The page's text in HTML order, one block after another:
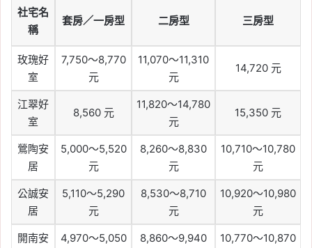
社宅名
稱
套房／一房型 二房型 三房型
玫瑰好
室
7,750～8,770
元
11,070～11,310
元
14,720 元
江翠好
室
8,560 元
11,820～14,780
元
15,350 元
鶯陶安
居
5,000～5,520
元
8,260～8,830
元
10,710～10,780
元
公誠安
居
5,110～5,290
元
8,530～8,710
元
10,920～10,980
元
開南安
4,970～5,050
8,860～9,940
10,770～10,870